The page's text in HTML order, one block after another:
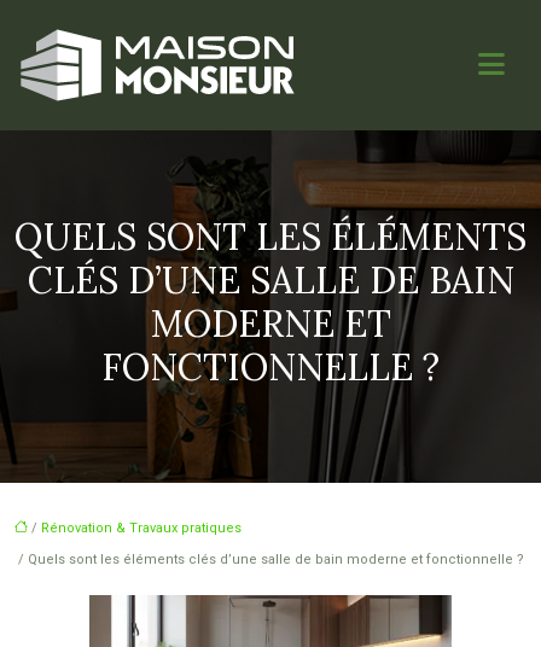
QUELS SONT LES ÉLÉMENTS
CLÉS D’UNE SALLE DE BAIN
MODERNE ET
FONCTIONNELLE ?
/ Rénovation & Travaux pratiques
/ Quels sont les éléments clés d’une salle de bain moderne et fonctionnelle ?